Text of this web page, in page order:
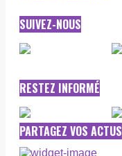
SUIVEZ-NOUS
RESTEZ INFORMÉ
PARTAGEZ VOS ACTUS